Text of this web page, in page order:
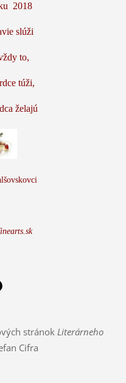
2018
slúži
to,
túži,
želajú
stránok Literárneho
Cifra